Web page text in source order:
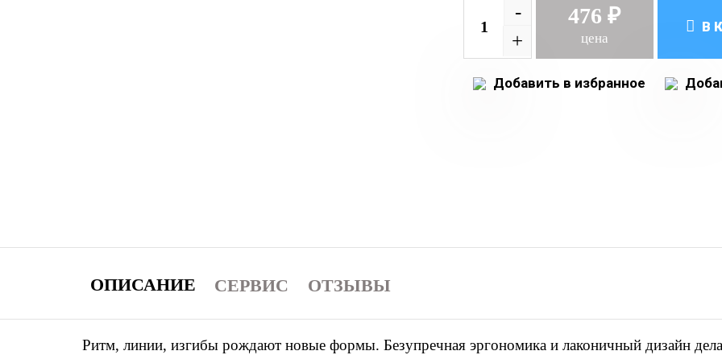
-
+
476 ₽
цена
В
Добавить в избранное
ОПИСАНИЕ СЕРВИС ОТЗЫВЫ
Ритм, линии, изгибы рождают новые формы. Безупречная эргономика и лаконичный дизайн